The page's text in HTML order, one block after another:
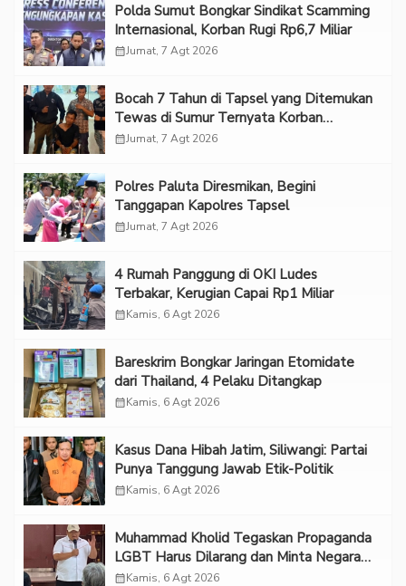
Polda Sumut Bongkar Sindikat Scamming
Internasional, Korban Rugi Rp6,7 Miliar
calendar_monthJumat, 7 Agt 2026
Bocah 7 Tahun di Tapsel yang Ditemukan
Tewas di Sumur Ternyata Korban
Kekerasan Seksual
calendar_monthJumat, 7 Agt 2026
Polres Paluta Diresmikan, Begini
Tanggapan Kapolres Tapsel
calendar_monthJumat, 7 Agt 2026
‎4 Rumah Panggung di OKI Ludes
Terbakar, Kerugian Capai Rp1 Miliar
calendar_monthKamis, 6 Agt 2026
Bareskrim Bongkar Jaringan Etomidate
dari Thailand, 4 Pelaku Ditangkap
calendar_monthKamis, 6 Agt 2026
Kasus Dana Hibah Jatim, Siliwangi: Partai
Punya Tanggung Jawab Etik-Politik
calendar_monthKamis, 6 Agt 2026
Muhammad Kholid Tegaskan Propaganda
LGBT Harus Dilarang dan Minta Negara
Melindungi Korban
calendar_monthKamis, 6 Agt 2026